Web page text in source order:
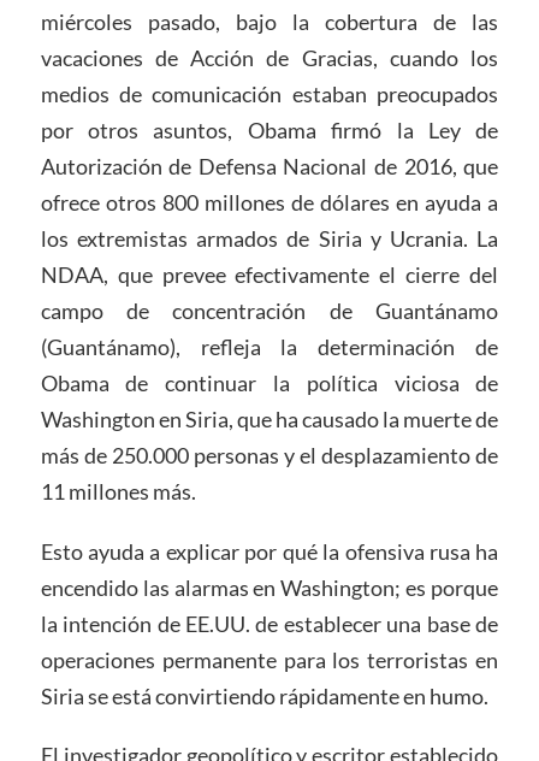
miércoles pasado, bajo la cobertura de las
vacaciones de Acción de Gracias, cuando los
medios de comunicación estaban preocupados
por otros asuntos, Obama firmó la Ley de
Autorización de Defensa Nacional de 2016, que
ofrece otros 800 millones de dólares en ayuda a
los extremistas armados de Siria y Ucrania. La
NDAA, que prevee efectivamente el cierre del
campo de concentración de Guantánamo
(Guantánamo), refleja la determinación de
Obama de continuar la política viciosa de
Washington en Siria, que ha causado la muerte de
más de 250.000 personas y el desplazamiento de
11 millones más.
Esto ayuda a explicar por qué la ofensiva rusa ha
encendido las alarmas en Washington; es porque
la intención de EE.UU. de establecer una base de
operaciones permanente para los terroristas en
Siria se está convirtiendo rápidamente en humo.
El investigador geopolítico y escritor establecido